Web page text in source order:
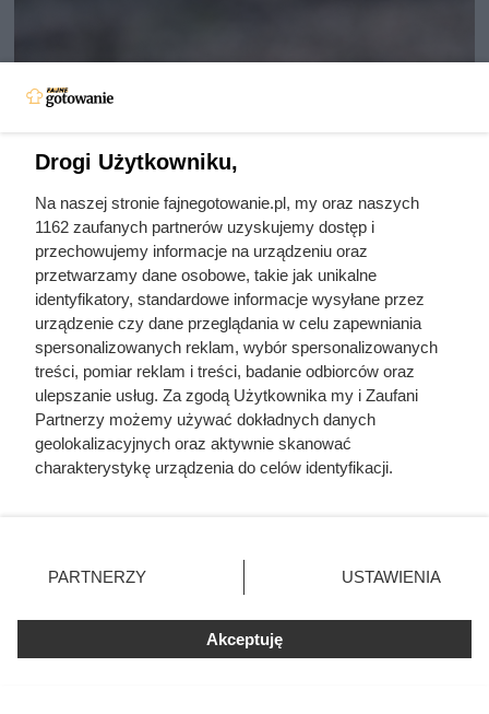
Szyszki w ogrodzie działają jak
złoto – 10 zastosowań, o których
nie miałeś pojęcia
Drogi Użytkowniku,
Na naszej stronie fajnegotowanie.pl, my oraz naszych
1162 zaufanych partnerów uzyskujemy dostęp i
przechowujemy informacje na urządzeniu oraz
przetwarzamy dane osobowe, takie jak unikalne
identyfikatory, standardowe informacje wysyłane przez
urządzenie czy dane przeglądania w celu zapewniania
spersonalizowanych reklam, wybór spersonalizowanych
treści, pomiar reklam i treści, badanie odbiorców oraz
ulepszanie usług. Za zgodą Użytkownika my i Zaufani
Partnerzy możemy używać dokładnych danych
geolokalizacyjnych oraz aktywnie skanować
charakterystykę urządzenia do celów identyfikacji.
zmienić/wycofać klikając przycisk ustawień prywatności
znajdujący się w lewym dolnym rogu strony
rodzaje przetwarzania danych nie wymagają zgody
użytkownika, ale masz prawo sprzeciwić się takiemu
przetwarzaniu. Preferencje będą miały zastosowania tylko
PARTNERZY USTAWIENIA
Akceptuję